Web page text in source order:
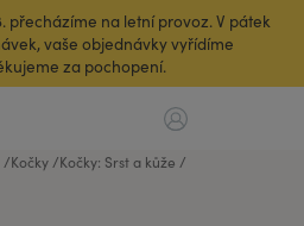
přecházíme na letní provoz. V pátek
vaše objednávky vyřídíme
za pochopení.
Kočky
Kočky: Srst a kůže